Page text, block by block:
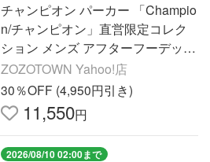
チャンピオン パーカー 「Champio
n/チャンピオン」直営限定コレク
ション メンズ アフターフーデッド
スウェットシャツ メンズ
ZOZOTOWN Yahoo!店
30％OFF (4,950円引き)
11,550円
2026/08/10 02:00まで